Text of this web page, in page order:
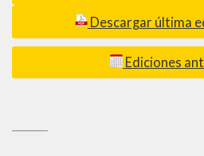
Descargar última
Ediciones